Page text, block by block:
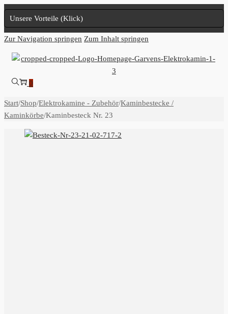
Unsere Vorteile (Klick)
Zur Navigation springen Zum Inhalt springen
0
Start/Shop/Elektrokamine - Zubehör/Kaminbestecke /
Kaminkörbe/Kaminbesteck Nr. 23